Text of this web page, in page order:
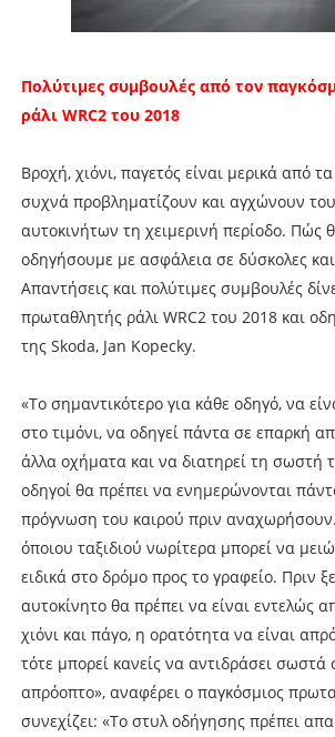
Πολύτιμες συμβουλές από τον
ράλι WRC2 του 2018
Βροχή, χιόνι, παγετός είναι μερικά από
συχνά προβληματίζουν και αγχώνουν
αυτοκινήτων τη χειμερινή περίοδο. Πώς
οδηγήσουμε με ασφάλεια σε δύσκολες
Απαντήσεις και πολύτιμες συμβουλές
πρωταθλητής ράλι WRC2 του 2018 και
της Skoda, Jan Kopecky.
«Το σημαντικότερο για κάθε οδηγό, να
στο τιμόνι, να οδηγεί πάντα σε επαρκή
άλλα οχήματα και να διατηρεί τη σωστή
οδηγοί θα πρέπει να ενημερώνονται
πρόγνωση του καιρού πριν
όποιου ταξιδιού νωρίτερα μπορεί να
ειδικά στο δρόμο προς το γραφείο. Πριν
αυτοκίνητο θα πρέπει να είναι εντελώς
χιόνι και πάγο, η ορατότητα να είναι
τότε μπορεί κανείς να αντιδράσει σωστά
απρόοπτο», αναφέρει ο παγκόσμιος
συνεχίζει: «Το στυλ οδήγησης πρέπει